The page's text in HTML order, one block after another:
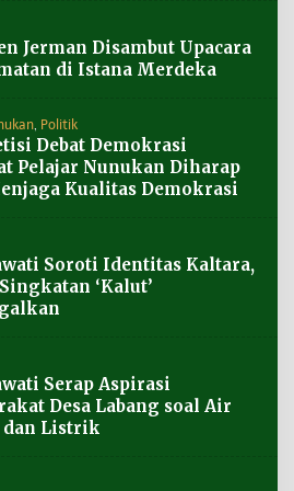
Jerman Disambut Upacara
di Istana Merdeka
Politik
Debat Demokrasi
Pelajar Nunukan Diharap
Kualitas Demokrasi
Soroti Identitas Kaltara,
‘Kalut’
Serap Aspirasi
Desa Labang soal Air
dan Listrik